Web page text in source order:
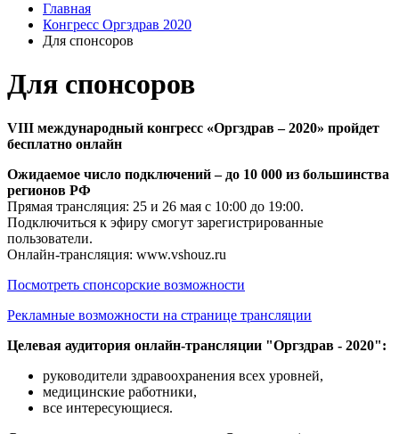
Главная
Конгресс Оргздрав 2020
Для спонсоров
Для спонсоров
VIII международный конгресс «Оргздрав – 2020» пройдет
бесплатно онлайн
Ожидаемое число подключений – до 10 000 из большинства
регионов РФ
Прямая трансляция: 25 и 26 мая с 10:00 до 19:00.
Подключиться к эфиру смогут зарегистрированные
пользователи.
Онлайн-трансляция: www.vshouz.ru
Посмотреть спонсорские возможности
Рекламные возможности на странице трансляции
Целевая аудитория онлайн-трансляции "Оргздрав - 2020":
руководители здравоохранения всех уровней,
медицинские работники,
все интересующиеся.